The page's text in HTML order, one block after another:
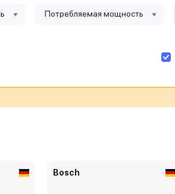
Потребляемая мощность
Bosch